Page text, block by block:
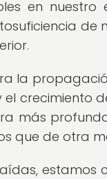
en
de
la
crecimiento
más
que de otra